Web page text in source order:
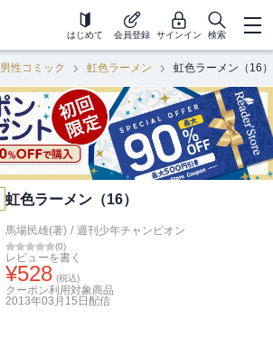
はじめて 会員登録 サインイン 検索
男性コミック 虹色ラーメン 虹色ラーメン（16）
虹色ラーメン（16）
馬場民雄(著) / 週刊少年チャンピオン
(0)
レビューを書く
¥528 (税込)
クーポン利用対象商品
2013年03月15日 配信